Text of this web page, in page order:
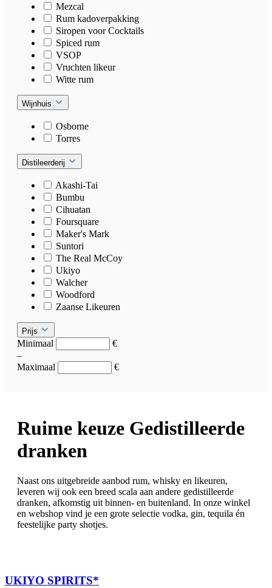
Mezcal
Rum kadoverpakking
Siropen voor Cocktails
Spiced rum
VSOP
Vruchten likeur
Witte rum
Wijnhuis
Osborne
Torres
Distileerderij
Akashi-Tai
Bumbu
Cihuatan
Foursquare
Maker's Mark
Suntori
The Real McCoy
Ukiyo
Walcher
Woodford
Zaanse Likeuren
Prijs
Minimaal
€
–
Maximaal
€
Ruime keuze Gedistilleerde
dranken
Naast ons uitgebreide aanbod rum, whisky en likeuren,
leveren wij ook een breed scala aan andere gedistilleerde
dranken, afkomstig uit binnen- en buitenland. In onze winkel
en webshop vind je een grote selectie vodka, gin, tequila én
feestelijke party shotjes.
UKIYO SPIRITS*